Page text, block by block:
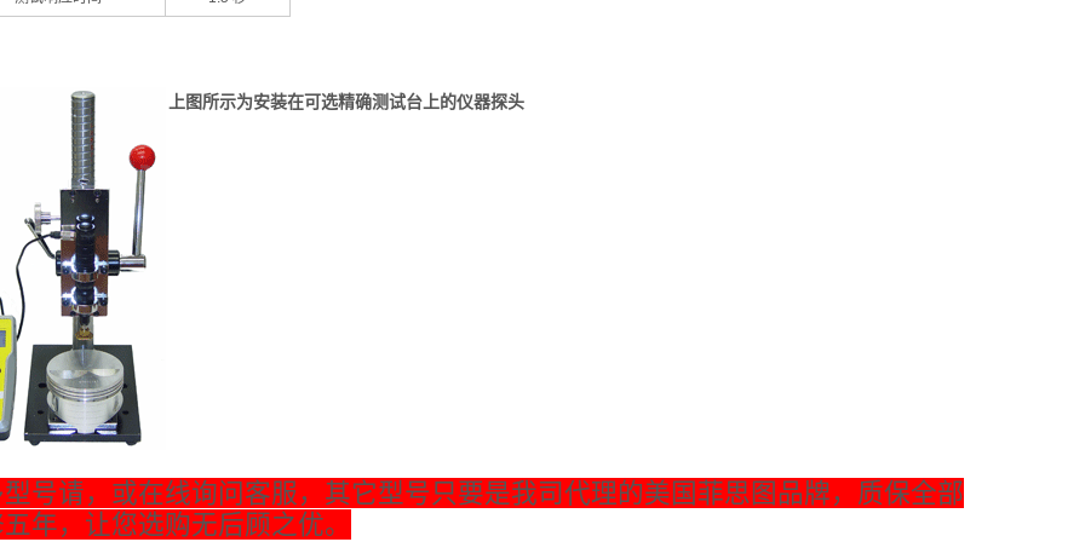
上图所示为安装在可选精确测试台上的仪器探头
号请，或在线询问客服，其它型号只要是我司代理的美国菲思图品牌，质保全部
年，让您选购无后顾之优。